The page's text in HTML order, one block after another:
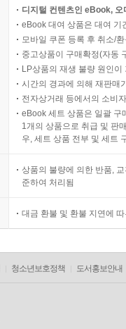
디지털 컨텐츠인 eBook,
eBook 대여 상품은 대여 기
모바일 쿠폰 등록 후 취소/
중고상품이 구매확정(자동
LP상품의 재생 불량 원인
시간의 경과에 의해 재판매
전자상거래 등에서의 소비
eBook 세트 상품은 일괄 구
1개의 상품으로 취급 및 판
우, 세트 상품 전부 및 세트
상품의 불량에 의한 반품,
준하여 처리됨
대금 환불 및 환불 지연에
청소년보호정책 도서홍보안내